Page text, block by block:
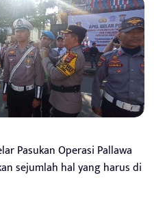
Pasukan Operasi Pallawa
sejumlah hal yang harus di